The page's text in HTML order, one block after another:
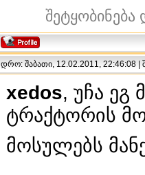
შეტყობინება
დრო: შაბათი, 12.02.2011, 22:46:08 |
xedos, უჩა
ტრაქტორის
მოსულებს